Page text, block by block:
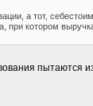
а тот,
при котором